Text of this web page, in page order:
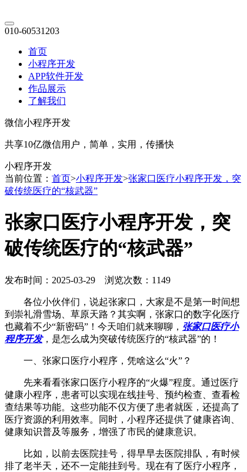
010-60531203
首页
小程序开发
APP软件开发
作品展示
了解我们
微信小程序开发
共享10亿微信用户，简单，实用，传播快
小程序开发
当前位置： 首页>小程序开发>张家口医疗小程序开发，突
破传统医疗的“核武器”
张家口医疗小程序开发，突
破传统医疗的“核武器”
发布时间：2025-03-29 浏览次数：1149
各位小伙伴们，说起张家口，大家是不是第一时间想
到崇礼滑雪场、草原天路？其实啊，张家口的数字化医疗
也藏着不少“新密码”！今天咱们就来聊聊， 张家口医疗小
程序开发，是怎么成为突破传统医疗的“核武器”的！
一、张家口医疗小程序，凭啥这么“火”？
先来看看张家口医疗小程序的“火爆”程度。通过医疗
健康小程序，患者可以实现在线挂号、预约检查、查看检
查结果等功能。这些功能不仅方便了患者就医，还提高了
医疗资源的利用效率。同时，小程序还提供了健康咨询、
健康知识普及等服务，增强了市民的健康意识。
比如，以前去医院挂号，得早早去医院排队，有时候
排了老半天，还不一定能挂到号。现在有了医疗小程序，